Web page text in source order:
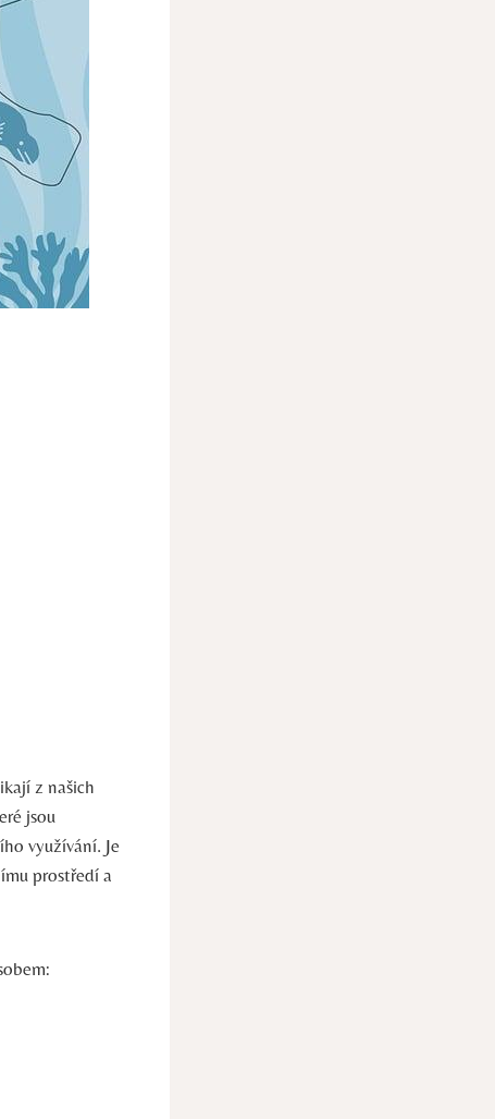
z našich
jsou
využívání. Je
prostředí a